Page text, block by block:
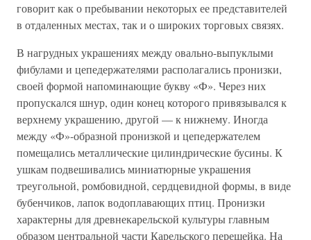
говорит как о пребывании некоторых ее представителей
в отдаленных местах, так и о широких торговых связях.
В нагрудных украшениях между овально-выпуклыми
фибулами и цепедержателями располагались пронизки,
своей формой напоминающие букву «Ф». Через них
пропускался шнур, один конец которого привязывался к
верхнему украшению, другой — к нижнему. Иногда
между «Ф»-образной пронизкой и цепедержателем
помещались металлические цилиндрические бусины. К
ушкам подвешивались миниатюрные украшения
треугольной, ромбовидной, сердцевидной формы, в виде
бубенчиков, лапок водоплавающих птиц. Пронизки
характерны для древнекарельской культуры главным
образом центральной части Карельского перешейка. На